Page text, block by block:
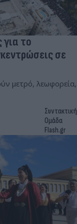
το
σε
μετρό, λεωφορεία,
Συντακτική
Ομάδα
Flash.gr